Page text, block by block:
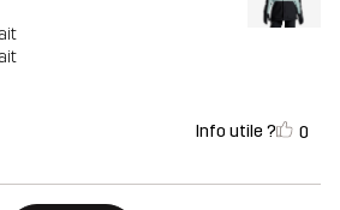
Info utile ? 0